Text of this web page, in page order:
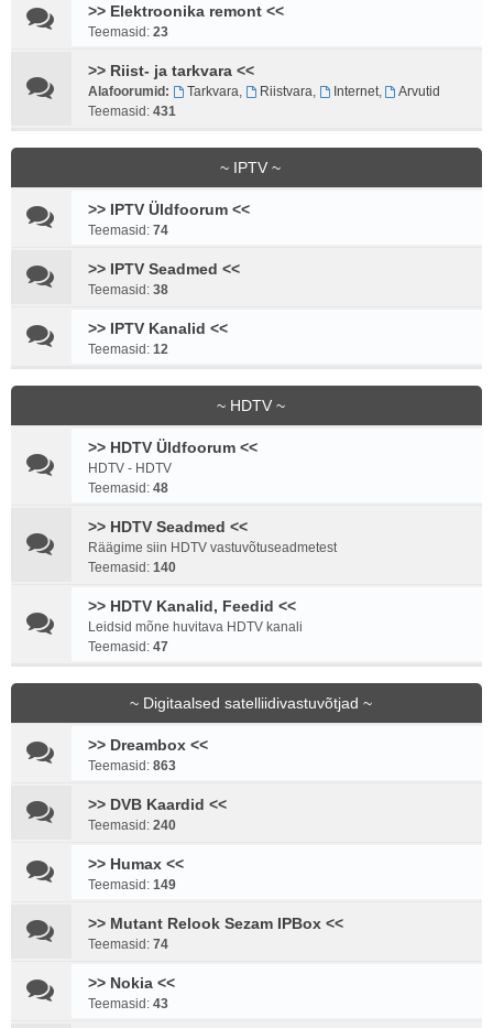
>> Elektroonika remont <<
Teemasid: 23
>> Riist- ja tarkvara <<
Alafoorumid: Tarkvara Riistvara Internet,
Arvutid
Teemasid: 431
~ IPTV ~
>> IPTV Üldfoorum <<
Teemasid: 74
>> IPTV Seadmed <<
Teemasid: 38
>> IPTV Kanalid <<
Teemasid: 12
~ HDTV ~
>> HDTV Üldfoorum <<
HDTV - HDTV
Teemasid: 48
>> HDTV Seadmed <<
Räägime siin HDTV vastuvõtuseadmetest
Teemasid: 140
>> HDTV Kanalid, Feedid <<
Leidsid mõne huvitava HDTV kanali
Teemasid: 47
~ Digitaalsed satelliidivastuvõtjad ~
>> Dreambox <<
Teemasid: 863
>> DVB Kaardid <<
Teemasid: 240
>> Humax <<
Teemasid: 149
>> Mutant Relook Sezam IPBox <<
Teemasid: 74
>> Nokia <<
Teemasid: 43